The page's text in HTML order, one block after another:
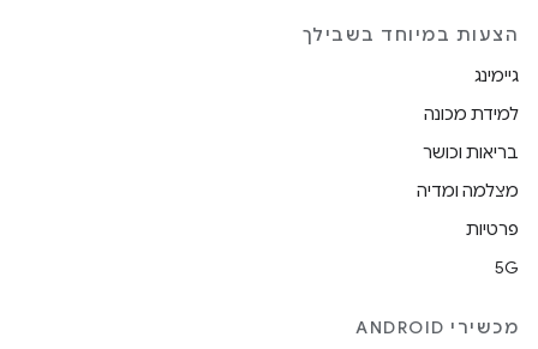
הצעות במיוחד בשבילך
גיימינג
למידת מכונה
בריאות וכושר
מצלמה ומדיה
פרטיות
5G
מכשירי ANDROID